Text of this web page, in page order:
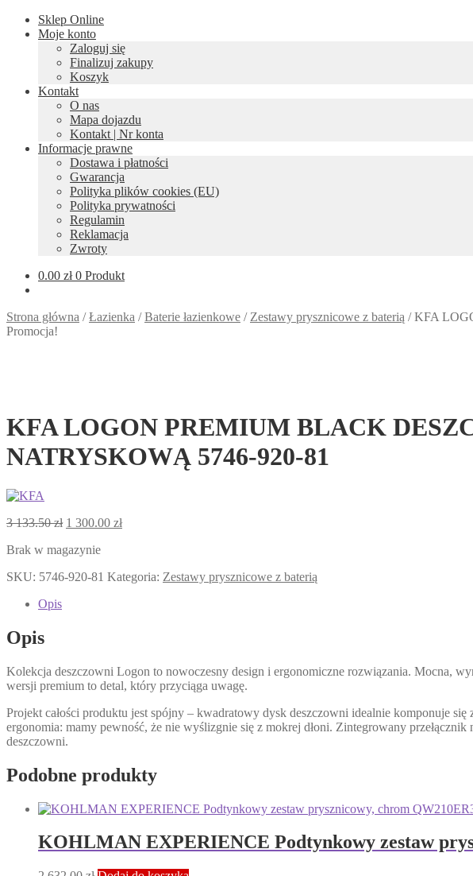
Sklep Online
Moje konto
Zaloguj się
Finalizuj zakupy
Koszyk
Kontakt
O nas
Mapa dojazdu
Kontakt | Nr konta
Informacje prawne
Dostawa i płatności
Gwarancja
Polityka plików cookies (EU)
Polityka prywatności
Regulamin
Reklamacja
Zwroty
0.00 zł 0 Produkt
Strona główna /Łazienka /Baterie łazienkowe / Zestawy prysznicowe z baterią /KFA
Promocja!
KFA LOGON PREMIUM BLACK
NATRYSKOWĄ 5746-920-81
3 133.50zł Pierwotna
wynosiła:
133.50 zł.
1 300.00 złAktualna
300.00 zł.
Brak w magazynie
SKU: 5746-920-81 Kategoria: Zestawy prysznicowe z baterią
Opis
Opis
Kolekcja deszczowni Logon to nowoczesny design i ergonomiczne rozwiązania. Mocna,
wersji premium to detal, który przyciąga uwagę.
Projekt całości produktu jest spójny – kwadratowy dysk deszczowni idealnie komponuje
ergonomia: mamy pewność, że nie wyślizgnie się z mokrej dłoni. Zintegrowany
deszczowni.
Podobne produkty
KOHLMAN EXPERIENCE Podtynkowy zestaw